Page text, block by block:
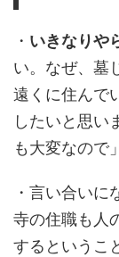
・ いきなりや
い。なぜ、墓
遠くに住んで
したいと思い
も大変なので
・言い合いに
寺の住職も人
するというこ